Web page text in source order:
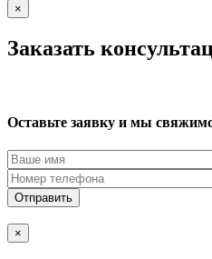
×
Заказать
Оставьте заявку и мы
×